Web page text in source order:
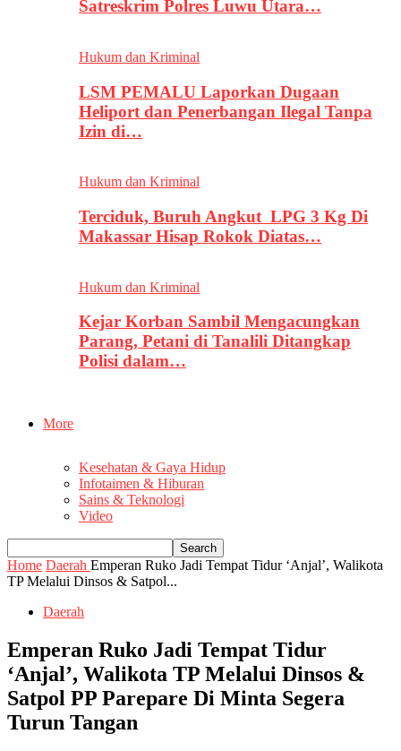
Satreskrim Polres Luwu Utara…
Hukum dan Kriminal
LSM PEMALU Laporkan Dugaan
Heliport dan Penerbangan Ilegal Tanpa
Izin di…
Hukum dan Kriminal
Terciduk, Buruh Angkut LPG 3 Kg Di
Makassar Hisap Rokok Diatas…
Hukum dan Kriminal
Kejar Korban Sambil Mengacungkan
Parang, Petani di Tanalili Ditangkap
Polisi dalam…
More
Kesehatan & Gaya Hidup
Infotaimen & Hiburan
Sains & Teknologi
Video
Home Daerah Emperan Ruko Jadi Tempat Tidur ‘Anjal’, Walikota
TP Melalui Dinsos & Satpol...
Daerah
Emperan Ruko Jadi Tempat Tidur
‘Anjal’, Walikota TP Melalui Dinsos &
Satpol PP Parepare Di Minta Segera
Turun Tangan